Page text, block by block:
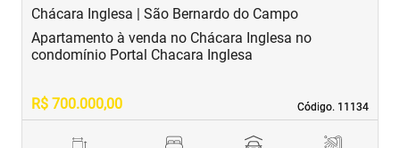
Chácara Inglesa | São Bernardo do Campo
Código. 11134
Código. 11134
Apartamento à venda no Chácara Inglesa no
condomínio Portal Chacara Inglesa
R$ 700.000,00